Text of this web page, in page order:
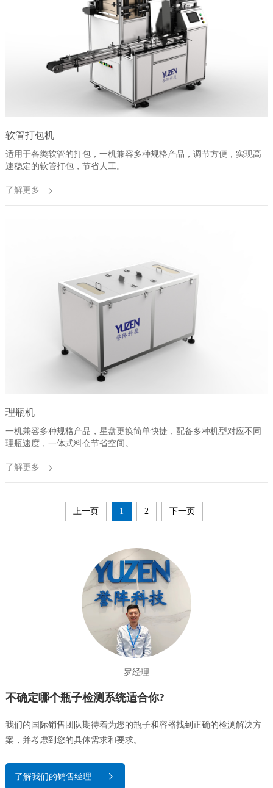
软管打包机
适用于各类软管的打包，一机兼容多种规格产品，调节方便，实现高
速稳定的软管打包，节省人工。
了解更多
理瓶机
一机兼容多种规格产品，星盘更换简单快捷，配备多种机型对应不同
理瓶速度，一体式料仓节省空间。
了解更多
上一页 1 2 下一页
罗经理
不确定哪个瓶子检测系统适合你?
我们的国际销售团队期待着为您的瓶子和容器找到正确的检测解决方
案，并考虑到您的具体需求和要求。
了解我们的销售经理